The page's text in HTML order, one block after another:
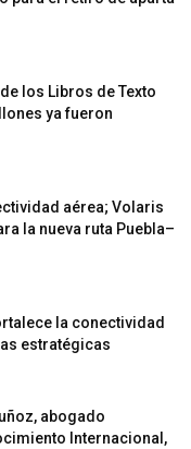
los Libros de Texto
ya fueron
aérea; Volaris
la nueva ruta Puebla–
la conectividad
estratégicas
abogado
Internacional,